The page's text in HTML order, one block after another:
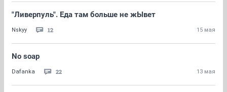
"Ливерпуль". Еда там больше не жЫвет
Nskyy 12 15 мая
No soap
Dafanka 22 13 мая